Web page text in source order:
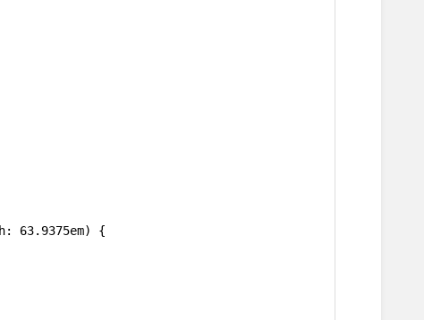
63.9375em) {